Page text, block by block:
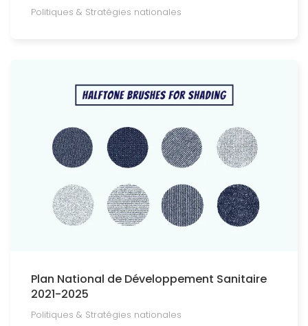
Politiques & Stratégies nationales
Plan National de Développement Sanitaire
2021-2025
Politiques & Stratégies nationales